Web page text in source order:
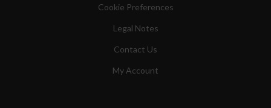
Cookie Preferences
Legal Notes
Contact Us
My Account